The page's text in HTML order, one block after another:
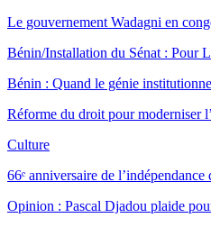
Le gouvernement Wadagni en
Bénin/Installation du Sénat :
Bénin : Quand le génie
Réforme du droit pour moderniser
Culture
66ᵉ anniversaire de
Opinion : Pascal Djadou plaide